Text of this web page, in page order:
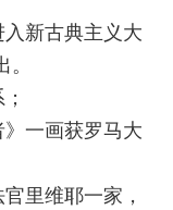
新古典主义大
一画获罗马大
里维耶一家，